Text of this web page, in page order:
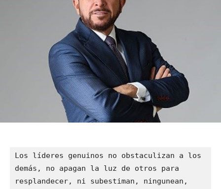
Los líderes genuinos no obstaculizan a los
demás, no apagan la luz de otros para
resplandecer, ni subestiman, ningunean,